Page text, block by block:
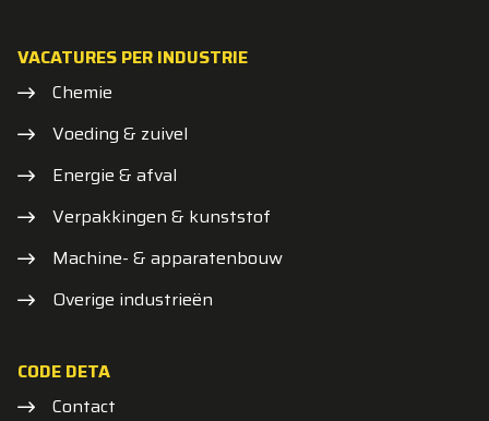
VACATURES PER INDUSTRIE
Chemie
Voeding & zuivel
Energie & afval
Verpakkingen & kunststof
Machine- & apparatenbouw
Overige industrieën
CODE DETA
Contact